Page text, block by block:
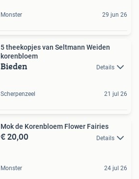
Monster 29 jun 26
5 theekopjes van Seltmann Weiden
korenbloem
Bieden Details
Scherpenzeel 21 jul 26
Mok de Korenbloem Flower Fairies
€ 20,00 Details
Monster 24 jul 26